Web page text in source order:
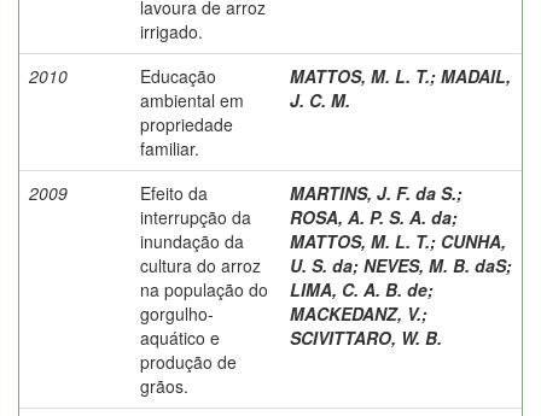
lavoura de arroz
irrigado.
2010
Educação
ambiental em
propriedade
familiar.
MATTOS, M. L. T.; MADAIL,
J. C. M.
2009
Efeito da
interrupção da
inundação da
cultura do arroz
na população do
gorgulho-
aquático e
produção de
grãos.
MARTINS, J. F. da S.;
ROSA, A. P. S. A. da;
MATTOS, M. L. T.; CUNHA,
U. S. da; NEVES, M. B. daS;
LIMA, C. A. B. de;
MACKEDANZ, V.;
SCIVITTARO, W. B.